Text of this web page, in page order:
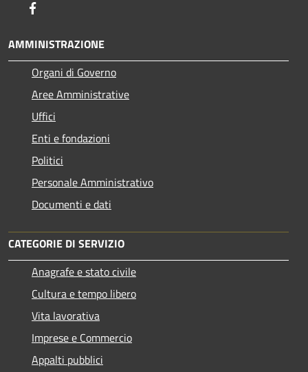
AMMINISTRAZIONE
Organi di Governo
Aree Amministrative
Uffici
Enti e fondazioni
Politici
Personale Amministrativo
Documenti e dati
CATEGORIE DI SERVIZIO
Anagrafe e stato civile
Cultura e tempo libero
Vita lavorativa
Imprese e Commercio
Appalti pubblici